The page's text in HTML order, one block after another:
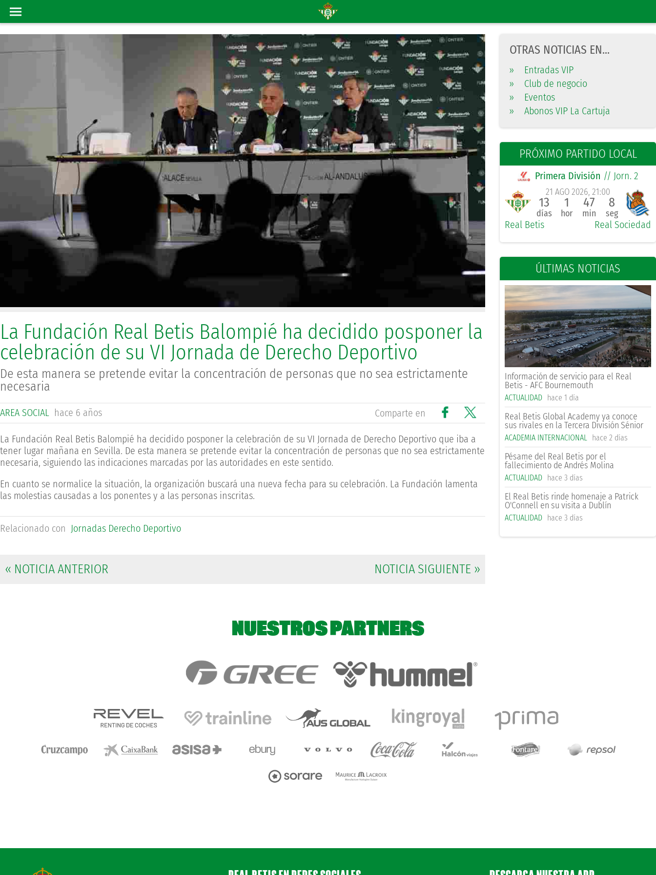
OTRAS NOTICIAS EN...
»
Entradas VIP
»
Club de negocio
»
Eventos
»
Abonos VIP La Cartuja
PRÓXIMO PARTIDO LOCAL
Primera División // Jorn. 2
Real Betis
21 AGO 2026, 21:00
13
días
1
hor
47
min
7
seg
Real Sociedad
ÚLTIMAS NOTICIAS
Información de servicio para el Real
Betis - AFC Bournemouth
ACTUALIDAD hace 1 día
Real Betis Global Academy ya conoce
sus rivales en la Tercera División Sénior
ACADEMIA INTERNACIONAL hace 2 días
Pésame del Real Betis por el
fallecimiento de Andrés Molina
ACTUALIDAD hace 3 días
El Real Betis rinde homenaje a Patrick
O'Connell en su visita a Dublín
ACTUALIDAD hace 3 días
La Fundación Real Betis Balompié ha decidido posponer la
celebración de su VI Jornada de Derecho Deportivo
De esta manera se pretende evitar la concentración de personas que no sea estrictamente
necesaria
AREA SOCIAL hace 6 años Comparte en
La Fundación Real Betis Balompié ha decidido posponer la celebración de su VI Jornada de Derecho Deportivo que iba a
tener lugar mañana en Sevilla. De esta manera se pretende evitar la concentración de personas que no sea estrictamente
necesaria, siguiendo las indicaciones marcadas por las autoridades en este sentido.
En cuanto se normalice la situación, la organización buscará una nueva fecha para su celebración. La Fundación lamenta
las molestias causadas a los ponentes y a las personas inscritas.
Relacionado con Jornadas Derecho Deportivo
« NOTICIA ANTERIOR NOTICIA SIGUIENTE »
NUESTROS PARTNERS